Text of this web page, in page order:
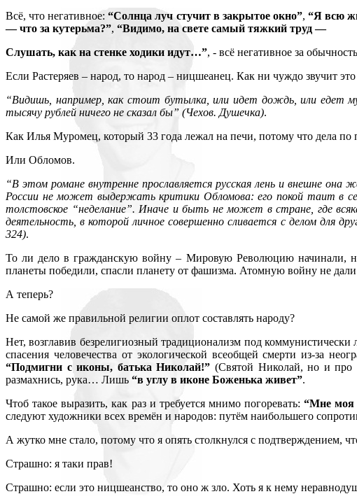
Всё, что негативное:“Солнца луч стучит в закрытое окно”, “Я всю
— что за кутерьма?”, “Видимо, на свете самый тяжкий труд —
Слушать, как на стенке ходики идут…”, - всё негативное за
Если Растеряев – народ, то народ – ницшеанец. Как ни чуждо звучит
“Видишь, например, как стоит бутылка, или идет дождь, или едет
тысячу рублей ничего не сказал бы” (Чехов. Душечка).
Как Илья Муромец, который 33 года лежал на печи, потому что дела по
Или Обломов.
“В этом романе внутренне прославляется русская лень и внешне
России не может выдержать критики Обломова: его покой таит в
толстовское “неделание”. Иначе и быть не может в стране, где
деятельность, в которой личное совершенно сливается с делом для
324).
То ли дело в гражданскую войну – Мировую Революцию начинали,
планеты победили, спасли планету от фашизма. Атомную войну не
А теперь?
Не самой же правильной религии оплот составлять народу?
Нет, возглавив безрелигиозный традиционализм под
спасения человечества от экологической всеобщей смерти из-за
“Подмигни с иконы, батька Николай!” (Святой Николай, но и про
размахнись, рука… Лишь “в углу в иконе Боженька живет”.
Чтоб такое выразить, как раз и требуется мнимо погоревать:“Мне моя
следуют художники всех времён и народов: путём наибольшего
А жутко мне стало, потому что я опять столкнулся с подтверждением,
Страшно: я таки прав!
Страшно: если это ницшеанство, то оно ж зло. Хоть я к нему